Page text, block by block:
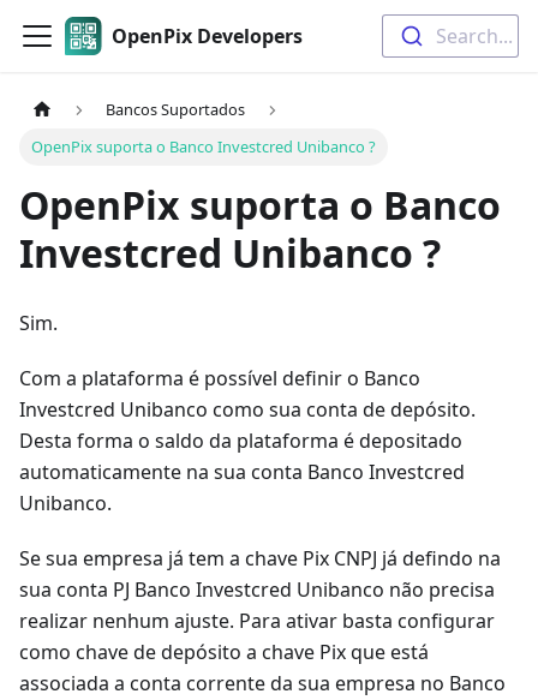
OpenPix Developers Search...
Bancos Suportados
OpenPix suporta o Banco Investcred Unibanco ?
OpenPix suporta o Banco
Investcred Unibanco ?
Sim.
Com a plataforma é possível definir o Banco
Investcred Unibanco como sua conta de depósito.
Desta forma o saldo da plataforma é depositado
automaticamente na sua conta Banco Investcred
Unibanco.
Se sua empresa já tem a chave Pix CNPJ já defindo na
sua conta PJ Banco Investcred Unibanco não precisa
realizar nenhum ajuste. Para ativar basta configurar
como chave de depósito a chave Pix que está
associada a conta corrente da sua empresa no Banco